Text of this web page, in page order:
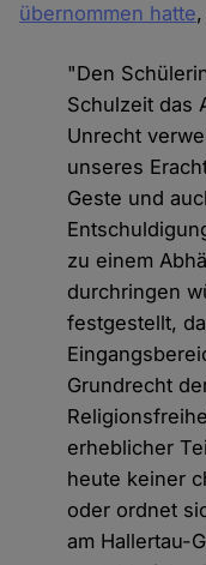
übernommen hatte
"Den
Schulzeit das
Unrecht
unseres
Geste und
zu einem
durchringen
festgestellt,
Grundrecht
erheblicher
heute keiner
oder ordnet
am Hallertau-